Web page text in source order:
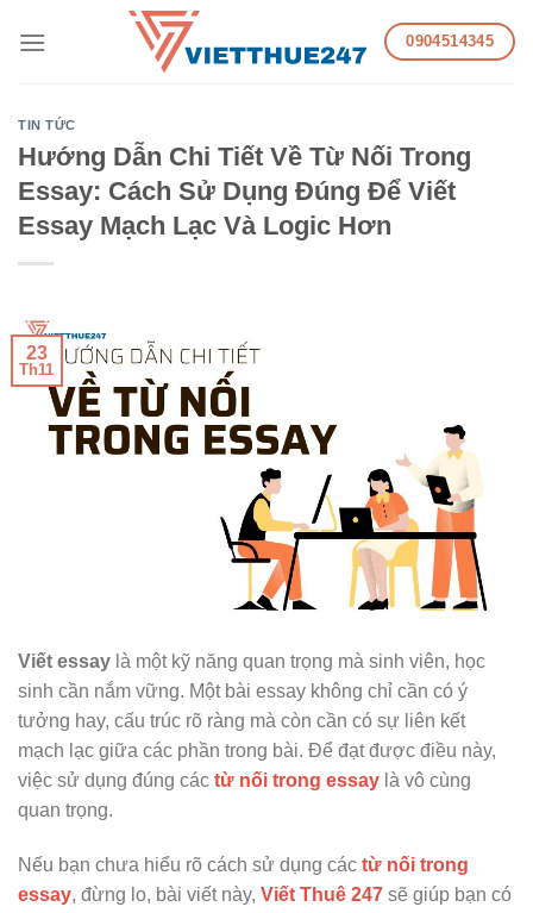
0904514345
TIN TỨC
Hướng Dẫn Chi Tiết Về Từ Nối Trong
Essay: Cách Sử Dụng Đúng Để Viết
Essay Mạch Lạc Và Logic Hơn
23
Th11
Viết essay là một kỹ năng quan trọng mà sinh viên, học
sinh cần nắm vững. Một bài essay không chỉ cần có ý
tưởng hay, cấu trúc rõ ràng mà còn cần có sự liên kết
mạch lạc giữa các phần trong bài. Để đạt được điều này,
việc sử dụng đúng các từ nối trong essay là vô cùng
quan trọng.
Nếu bạn chưa hiểu rõ cách sử dụng các từ nối trong
essay, đừng lo, bài viết này, Viết Thuê 247 sẽ giúp bạn có